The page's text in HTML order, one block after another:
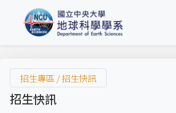
招生專區 / 招生快訊
招生快訊